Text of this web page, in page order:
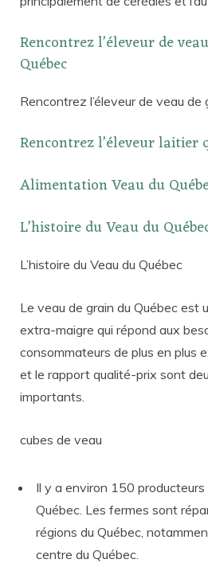
Rencontrez l’éleveur de
Québec
Rencontrez l’éleveur de veau de
Rencontrez l’éleveur laitier
Alimentation Veau du
L’histoire du Veau du
L’histoire du Veau du Québec
Le veau de grain du Québec est
extra-maigre qui répond aux
consommateurs de plus en plus
et le rapport qualité-prix sont
importants.
cubes de veau
Il y a environ 150
Québec. Les fermes sont
régions du Québec,
centre du Québec.